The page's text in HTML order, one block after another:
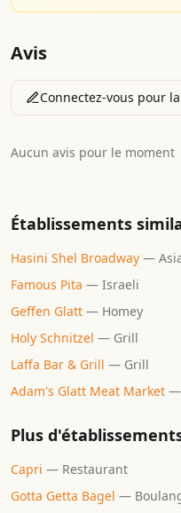
Avis
Connectez-vous pour
Aucun avis pour le moment
Établissements
Hasini Shel Broadway —
Famous Pita — Israeli
Geffen Glatt — Homey
Holy Schnitzel — Grill
Laffa Bar & Grill — Grill
Adam's Glatt Meat Market —
Plus
Capri — Restaurant
Gotta Getta Bagel —